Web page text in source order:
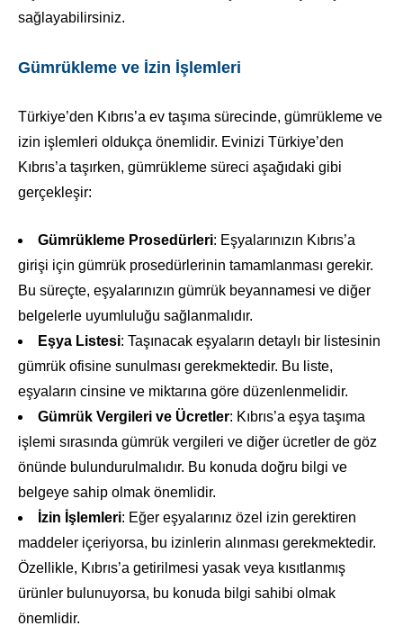
sağlayabilirsiniz.
Gümrükleme ve İzin İşlemleri
Türkiye’den Kıbrıs’a ev taşıma sürecinde, gümrükleme ve
izin işlemleri oldukça önemlidir. Evinizi Türkiye’den
Kıbrıs’a taşırken, gümrükleme süreci aşağıdaki gibi
gerçekleşir:
Gümrükleme Prosedürleri: Eşyalarınızın Kıbrıs’a
girişi için gümrük prosedürlerinin tamamlanması gerekir.
Bu süreçte, eşyalarınızın gümrük beyannamesi ve diğer
belgelerle uyumluluğu sağlanmalıdır.
Eşya Listesi: Taşınacak eşyaların detaylı bir listesinin
gümrük ofisine sunulması gerekmektedir. Bu liste,
eşyaların cinsine ve miktarına göre düzenlenmelidir.
Gümrük Vergileri ve Ücretler: Kıbrıs’a eşya taşıma
işlemi sırasında gümrük vergileri ve diğer ücretler de göz
önünde bulundurulmalıdır. Bu konuda doğru bilgi ve
belgeye sahip olmak önemlidir.
İzin İşlemleri: Eğer eşyalarınız özel izin gerektiren
maddeler içeriyorsa, bu izinlerin alınması gerekmektedir.
Özellikle, Kıbrıs’a getirilmesi yasak veya kısıtlanmış
ürünler bulunuyorsa, bu konuda bilgi sahibi olmak
önemlidir.